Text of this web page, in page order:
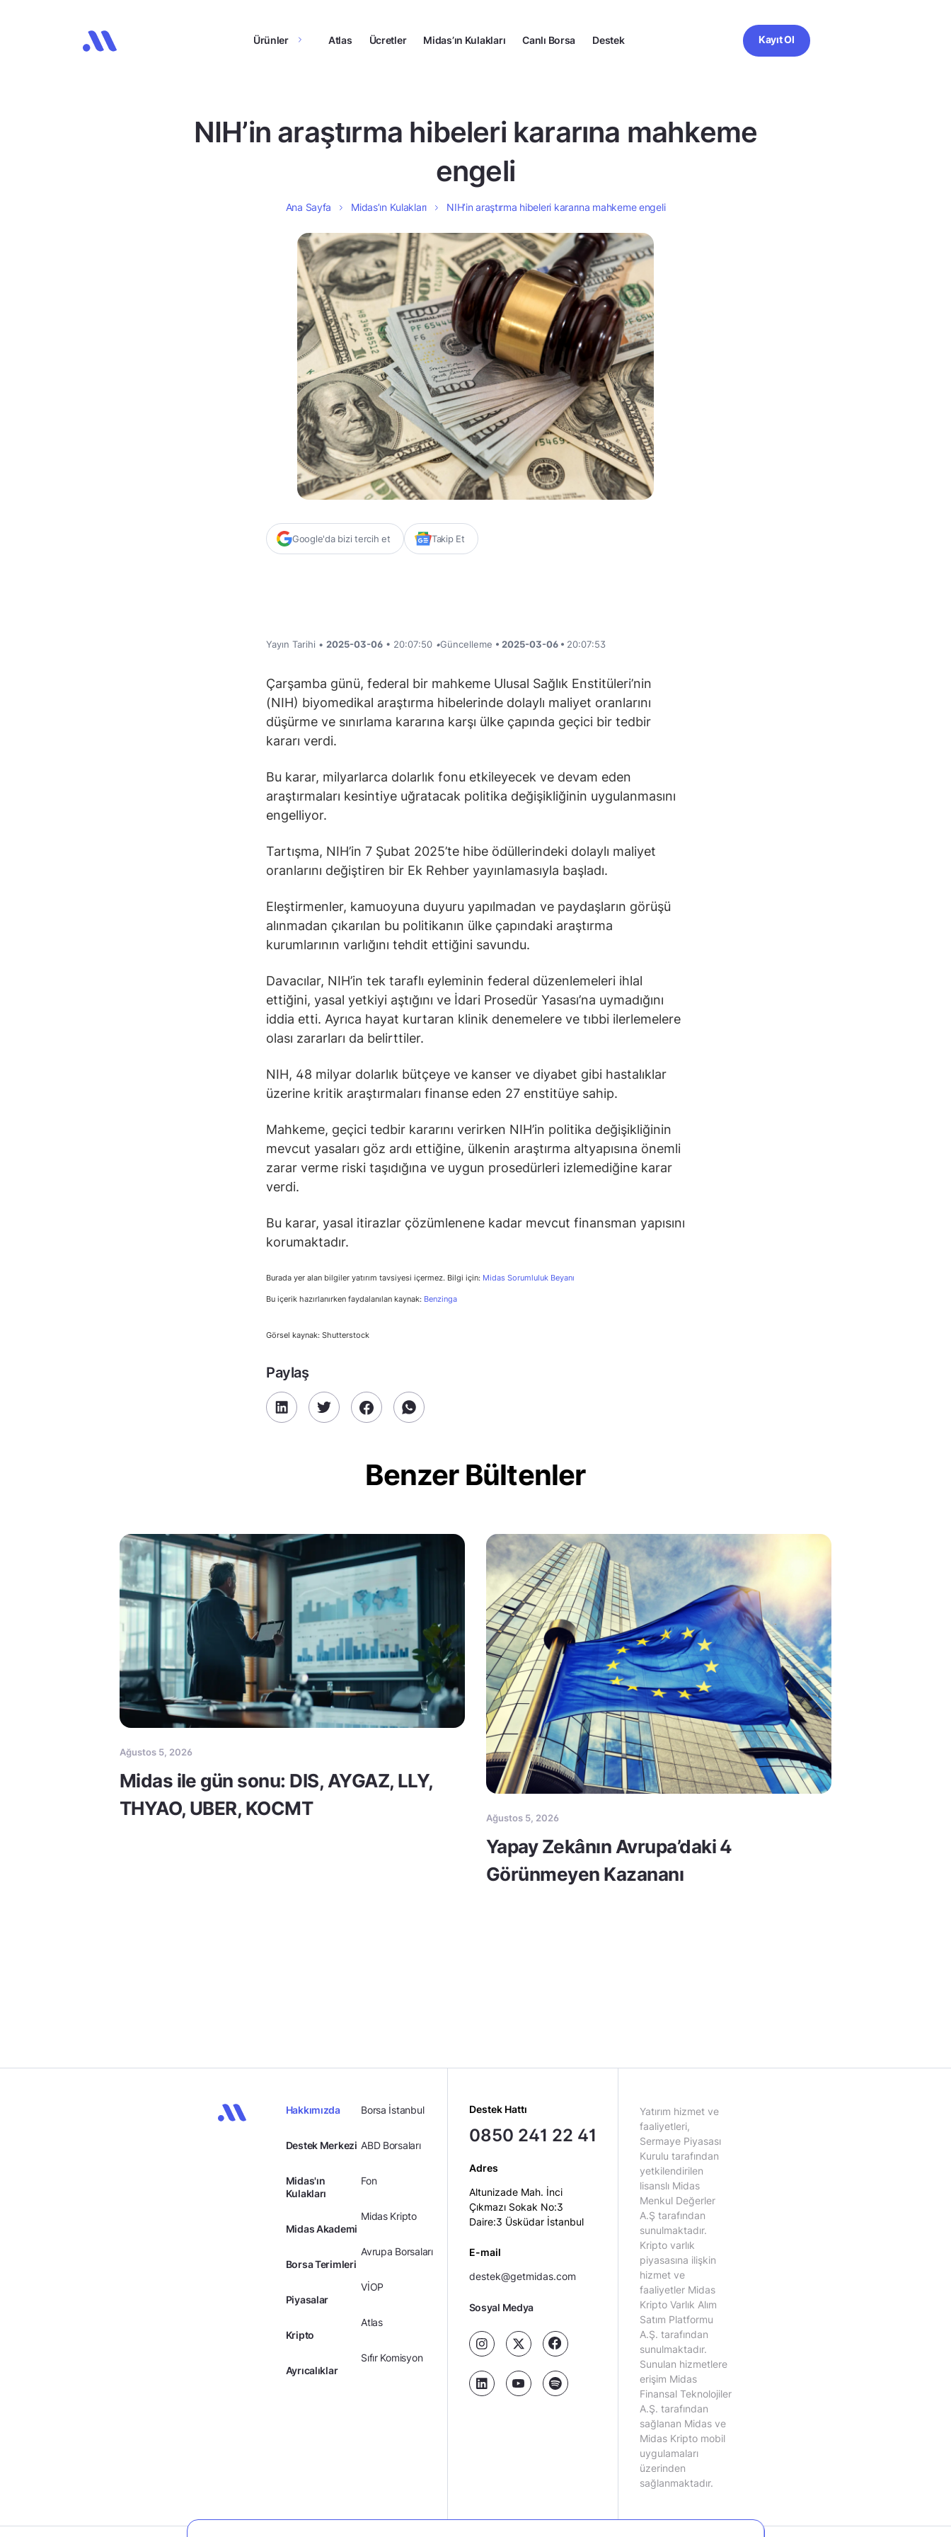
Ürünler Atlas Ücretler Midas’ın Kulakları Canlı Borsa Destek Kayıt Ol
NIH’in araştırma hibeleri kararına mahkeme
engeli
Ana Sayfa Midas’ın Kulakları NIH’in araştırma hibeleri kararına mahkeme engeli
Google'da bizi tercih et Takip Et
Yayın Tarihi • 2025-03-06 • 20:07:50 •Güncelleme • 2025-03-06 • 20:07:53
Çarşamba günü, federal bir mahkeme Ulusal Sağlık Enstitüleri’nin
(NIH) biyomedikal araştırma hibelerinde dolaylı maliyet oranlarını
düşürme ve sınırlama kararına karşı ülke çapında geçici bir tedbir
kararı verdi.
Bu karar, milyarlarca dolarlık fonu etkileyecek ve devam eden
araştırmaları kesintiye uğratacak politika değişikliğinin uygulanmasını
engelliyor.
Tartışma, NIH’in 7 Şubat 2025’te hibe ödüllerindeki dolaylı maliyet
oranlarını değiştiren bir Ek Rehber yayınlamasıyla başladı.
Eleştirmenler, kamuoyuna duyuru yapılmadan ve paydaşların görüşü
alınmadan çıkarılan bu politikanın ülke çapındaki araştırma
kurumlarının varlığını tehdit ettiğini savundu.
Davacılar, NIH’in tek taraflı eyleminin federal düzenlemeleri ihlal
ettiğini, yasal yetkiyi aştığını ve İdari Prosedür Yasası’na uymadığını
iddia etti. Ayrıca hayat kurtaran klinik denemelere ve tıbbi ilerlemelere
olası zararları da belirttiler.
NIH, 48 milyar dolarlık bütçeye ve kanser ve diyabet gibi hastalıklar
üzerine kritik araştırmaları finanse eden 27 enstitüye sahip.
Mahkeme, geçici tedbir kararını verirken NIH’in politika değişikliğinin
mevcut yasaları göz ardı ettiğine, ülkenin araştırma altyapısına önemli
zarar verme riski taşıdığına ve uygun prosedürleri izlemediğine karar
verdi.
Bu karar, yasal itirazlar çözümlenene kadar mevcut finansman yapısını
korumaktadır.
Burada yer alan bilgiler yatırım tavsiyesi içermez. Bilgi için: Midas Sorumluluk Beyanı
Bu içerik hazırlanırken faydalanılan kaynak: Benzinga
Görsel kaynak: Shutterstock
Paylaş
Benzer Bültenler
Ağustos 5, 2026
Midas ile gün sonu: DIS, AYGAZ, LLY,
THYAO, UBER, KOCMT
Ağustos 5, 2026
Yapay Zekânın Avrupa’daki 4
Görünmeyen Kazananı
Hakkımızda
Destek Merkezi
Midas'ın
Kulakları
Midas Akademi
Borsa Terimleri
Piyasalar
Kripto
Ayrıcalıklar
Borsa İstanbul
ABD Borsaları
Fon
Midas Kripto
Avrupa Borsaları
VİOP
Atlas
Sıfır Komisyon
Destek Hattı
0850 241 22 41
Adres
Altunizade Mah. İnci
Çıkmazı Sokak No:3
Daire:3 Üsküdar İstanbul
E-mail
destek@getmidas.com
Sosyal Medya
Yatırım hizmet ve
faaliyetleri,
Sermaye Piyasası
Kurulu tarafından
yetkilendirilen
lisanslı Midas
Menkul Değerler
A.Ş tarafından
sunulmaktadır.
Kripto varlık
piyasasına ilişkin
hizmet ve
faaliyetler Midas
Kripto Varlık Alım
Satım Platformu
A.Ş. tarafından
sunulmaktadır.
Sunulan hizmetlere
erişim Midas
Finansal Teknolojiler
A.Ş. tarafından
sağlanan Midas ve
Midas Kripto mobil
uygulamaları
üzerinden
sağlanmaktadır.